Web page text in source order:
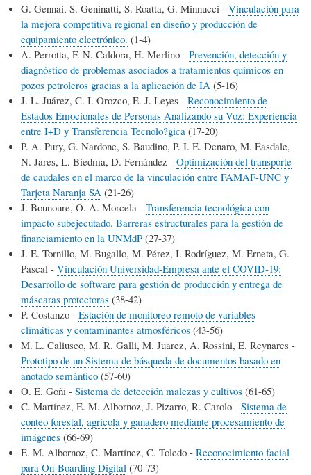
G. Gennai, S. Geninatti, S. Roatta, G. Minnucci - Vinculación para
la mejora competitiva regional en diseño y producción de
equipamiento electrónico. (1-4)
A. Perrotta, F. N. Caldora, H. Merlino - Prevención, detección y
diagnóstico de problemas asociados a tratamientos químicos en
pozos petroleros gracias a la aplicación de IA (5-16)
J. L. Juárez, C. I. Orozco, E. J. Leyes - Reconocimiento de
Estados Emocionales de Personas Analizando su Voz: Experiencia
entre I+D y Transferencia Tecnolo?gica (17-20)
P. A. Pury, G. Nardone, S. Baudino, P. I. E. Denaro, M. Easdale,
N. Jares, L. Biedma, D. Fernández - Optimización del transporte
de caudales en el marco de la vinculación entre FAMAF-UNC y
Tarjeta Naranja SA (21-26)
J. Bounoure, O. A. Morcela - Transferencia tecnológica con
impacto subejecutado. Barreras estructurales para la gestión de
financiamiento en la UNMdP (27-37)
J. E. Tornillo, M. Bugallo, M. Pérez, I. Rodríguez, M. Erneta, G.
Pascal - Vinculación Universidad-Empresa ante el COVID-19:
Desarrollo de software para gestión de producción y entrega de
máscaras protectoras (38-42)
P. Costanzo - Estación de monitoreo remoto de variables
climáticas y contaminantes atmosféricos (43-56)
M. L. Caliusco, M. R. Galli, M. Juarez, A. Rossini, E. Reynares -
Prototipo de un Sistema de búsqueda de documentos basado en
anotado semántico (57-60)
O. E. Goñi - Sistema de detección malezas y cultivos (61-65)
C. Martínez, E. M. Albornoz, J. Pizarro, R. Carolo - Sistema de
conteo forestal, agrícola y ganadero mediante procesamiento de
imágenes (66-69)
E. M. Albornoz, C. Martínez, C. Toledo - Reconocimiento facial
para On-Boarding Digital (70-73)